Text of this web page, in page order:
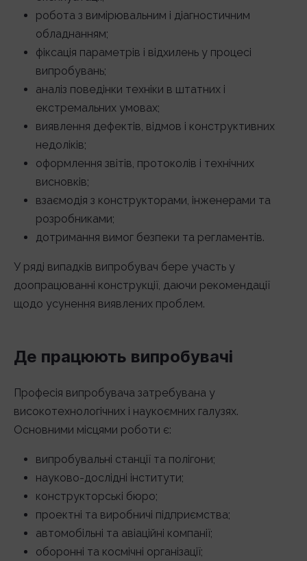
робота з вимірювальним і діагностичним
обладнанням;
фіксація параметрів і відхилень у процесі
випробувань;
аналіз поведінки техніки в штатних і
екстремальних умовах;
виявлення дефектів, відмов і конструктивних
недоліків;
оформлення звітів, протоколів і технічних
висновків;
взаємодія з конструкторами, інженерами та
розробниками;
дотримання вимог безпеки та регламентів.
У ряді випадків випробувач бере участь у
доопрацюванні конструкції, даючи рекомендації
щодо усунення виявлених проблем.
Де працюють випробувачі
Професія випробувача затребувана у
високотехнологічних і наукоємних галузях.
Основними місцями роботи є:
випробувальні станції та полігони;
науково-дослідні інститути;
конструкторські бюро;
проектні та виробничі підприємства;
автомобільні та авіаційні компанії;
оборонні та космічні організації;